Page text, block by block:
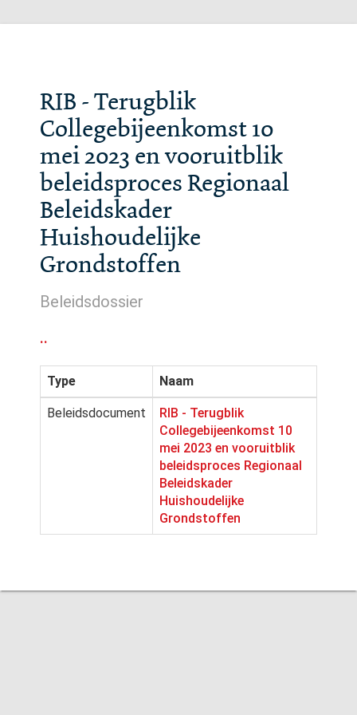
RIB - Terugblik
Collegebijeenkomst 10
mei 2023 en vooruitblik
beleidsproces Regionaal
Beleidskader
Huishoudelijke
Grondstoffen
Beleidsdossier
..
Type Naam
Beleidsdocument
RIB - Terugblik
Collegebijeenkomst 10
mei 2023 en vooruitblik
beleidsproces Regionaal
Beleidskader
Huishoudelijke
Grondstoffen